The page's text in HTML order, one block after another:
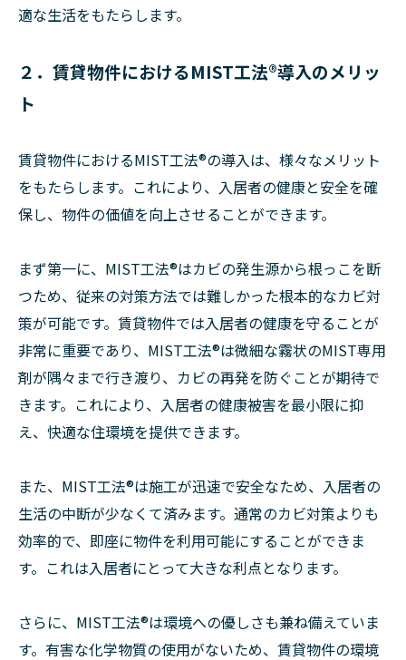
適な生活をもたらします。
２．賃貸物件におけるMIST工法®導入のメリッ
ト
賃貸物件におけるMIST工法®の導入は、様々なメリット
をもたらします。これにより、入居者の健康と安全を確
保し、物件の価値を向上させることができます。
まず第一に、MIST工法®はカビの発生源から根っこを断
つため、従来の対策方法では難しかった根本的なカビ対
策が可能です。賃貸物件では入居者の健康を守ることが
非常に重要であり、MIST工法®は微細な霧状のMIST専用
剤が隅々まで行き渡り、カビの再発を防ぐことが期待で
きます。これにより、入居者の健康被害を最小限に抑
え、快適な住環境を提供できます。
また、MIST工法®は施工が迅速で安全なため、入居者の
生活の中断が少なくて済みます。通常のカビ対策よりも
効率的で、即座に物件を利用可能にすることができま
す。これは入居者にとって大きな利点となります。
さらに、MIST工法®は環境への優しさも兼ね備えていま
す。有害な化学物質の使用がないため、賃貸物件の環境